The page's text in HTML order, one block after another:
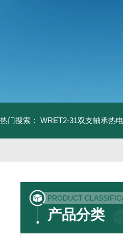
热门搜索： WRET2-31双支轴承热
PRODUCT
产品分类